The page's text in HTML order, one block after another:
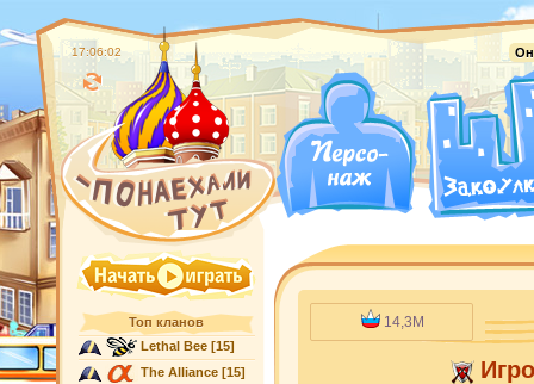
17:06:03
Топ кланов
Lethal Bee[15]
The Alliance[15]
14,3M